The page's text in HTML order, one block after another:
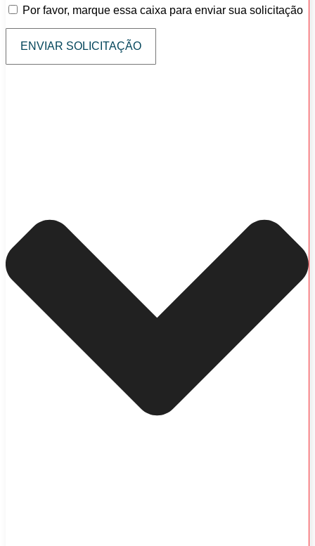
Por favor, marque essa caixa para enviar sua solicitação
ENVIAR SOLICITAÇÃO